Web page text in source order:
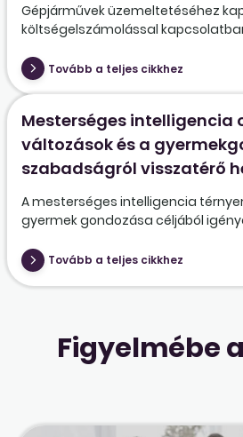
Gépjárművek üzemeltetéséhez
költségelszámolással
Tovább a teljes cikkhez
Mesterséges intelligencia
változások és a
szabadságról visszatérő
A mesterséges intelligencia
gyermek gondozása céljából
Tovább a teljes cikkhez
Figyelmébe